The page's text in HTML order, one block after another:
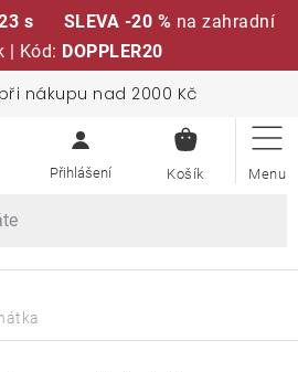
s SLEVA -20 % na zahradní
| Kód: DOPPLER20
nákupu nad 2000 Kč
KOŠÍK